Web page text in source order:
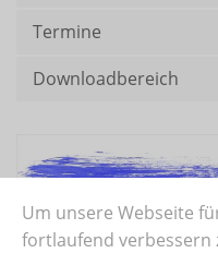
Termine
Downloadbereich
Um unsere Webseite
fortlaufend verbessern